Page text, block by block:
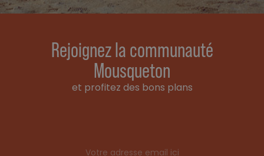
Rejoignez la communauté
Mousqueton
et profitez des bons plans